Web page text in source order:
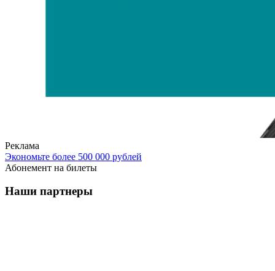
Реклама
Экономьте более 500 000 рублей
Абонемент на билеты
Наши партнеры